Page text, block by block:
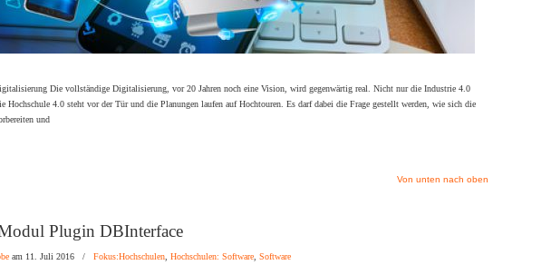
Die vollständige Digitalisierung, vor 20 Jahren noch eine Vision, wird gegenwärtig real. Nicht nur die Industrie 4.0
Hochschule 4.0 steht vor der Tür und die Planungen laufen auf Hochtouren. Es darf dabei die Frage gestellt werden, wie sich die
und
Von unten nach oben
Plugin DBInterface
am 11. Juli 2016 / Fokus:Hochschulen, Hochschulen: Software, Software